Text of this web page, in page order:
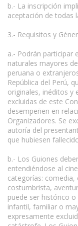
b.- La inscripción
aceptación de todas
3.- Requisitos y
a.- Podrán participar
naturales mayores
peruana o
República del Perú,
originales, inéditos y
excluidas de este
desempeñen en
Organizadores. Se
autoría del
que hubiesen
b.- Los Guiones
entendiéndose al
categorías:
costumbrista,
puede ser histórico
infantil, familiar o
expresamente